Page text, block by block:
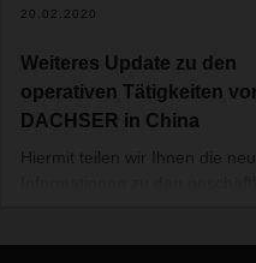
20.02.2020
Weiteres Update zu den
operativen Tätigkeiten
DACHSER in China
Hiermit teilen wir Ihnen die